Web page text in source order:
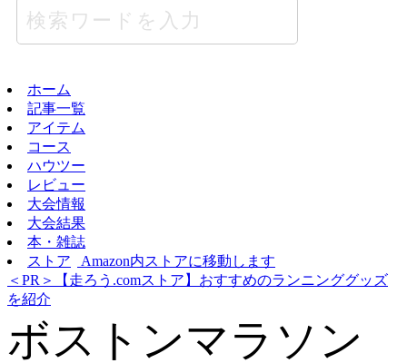
ホーム
記事一覧
アイテム
コース
ハウツー
レビュー
大会情報
大会結果
本・雑誌
ストア
Amazon内ストアに移動します
＜PR＞【走ろう.comストア】おすすめのランニンググッズ
を紹介
ボストンマラソン